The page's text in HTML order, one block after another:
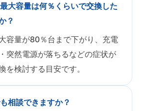
大容量は何％くらいで交換した
？
容量が80％台まで下がり、充電
突然電源が落ちるなどの症状が
を検討する目安です。
相談できますか？